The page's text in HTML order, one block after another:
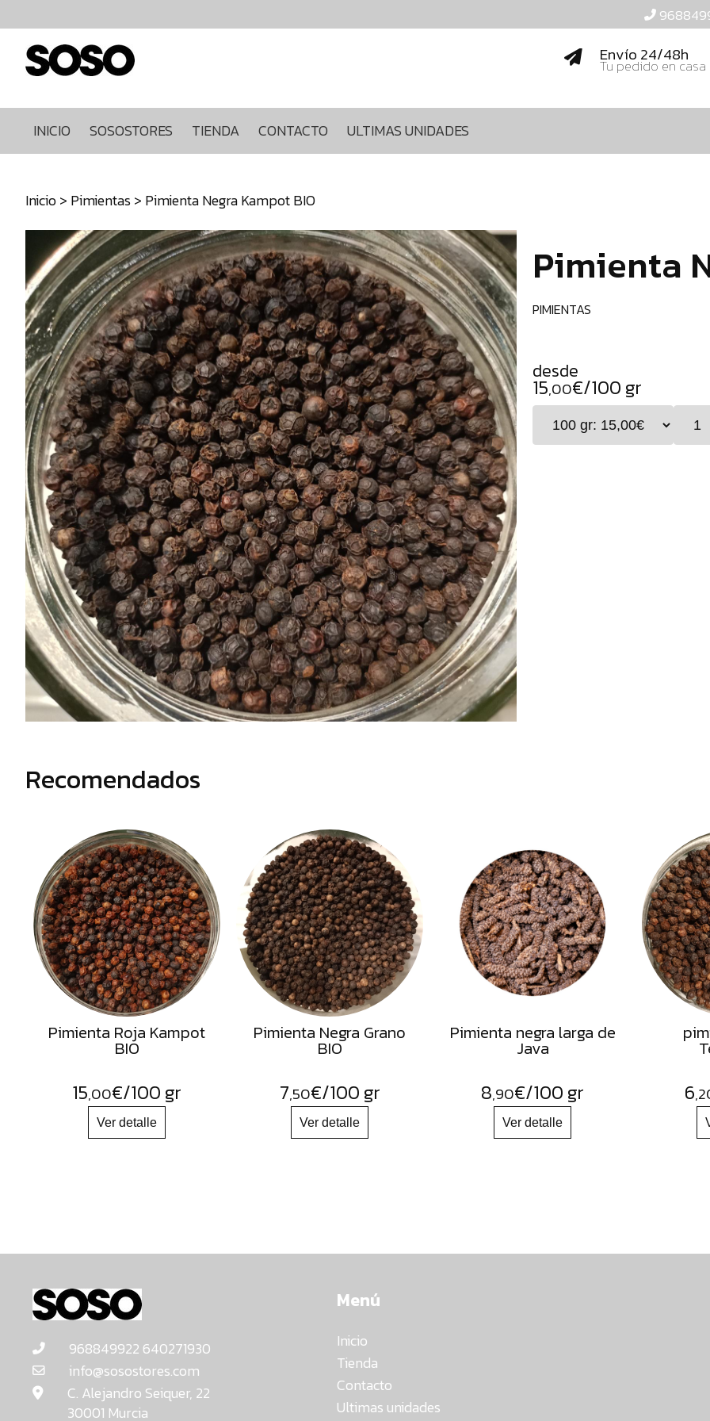
Envío 24/48h
Tu pedido en casa
INICIO SOSOSTORES TIENDA CONTACTO ULTIMAS UNIDADES
Inicio
Sosostores
Contacto
Ultimas
640271930
info@sosostores.com
Tienda
Chocolates
especiales
Especias
Especias
Curry
Pimientas
Dukkah
Tés
Cafés
General
Alimentos
Inicio> Pimientas> Pimienta Negra Kampot BIO
Pimienta
PIMIENTAS
desde
15,00€/100 gr
Recomendados
Pimienta Roja Kampot
BIO
15,00€/100 gr
Pimienta Negra Grano
BIO
7,50€/100 gr
Pimienta negra larga de
Java
8,90€/100 gr 6
968849922 640271930
info@sosostores.com
C. Alejandro Seiquer, 22
30001 Murcia
Menú
Inicio
Tienda
Contacto
Ultimas unidades